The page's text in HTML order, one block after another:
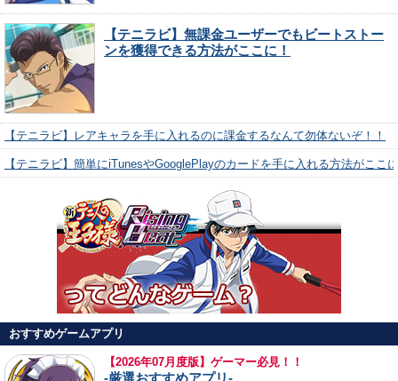
【テニラビ】無課金ユーザーでもビートストー
ンを獲得できる方法がここに！
【テニラビ】レアキャラを手に入れるのに課金するなんて勿体ないぞ！！
【テニラビ】簡単にiTunesやGooglePlayのカードを手に入れる方法がここ
おすすめゲームアプリ
【2026年07月度版】ゲーマー必見！！
-厳選おすすめアプリ-